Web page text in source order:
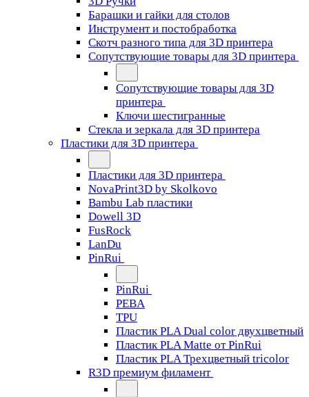
Барашки и гайки для столов
Инструмент и постобработка
Скотч разного типа для 3D принтера
Сопутствующие товары для 3D принтера
Сопутствующие товары для 3D
принтера
Ключи шестигранные
Стекла и зеркала для 3D принтера
Пластики для 3D принтера
Пластики для 3D принтера
NovaPrint3D by Skolkovo
Bambu Lab пластики
Dowell 3D
FusRock
LanDu
PinRui
PinRui
PEBA
TPU
Пластик PLA Dual color двухцветный
Пластик PLA Matte от PinRui
Пластик PLA Трехцветный tricolor
R3D премиум филамент